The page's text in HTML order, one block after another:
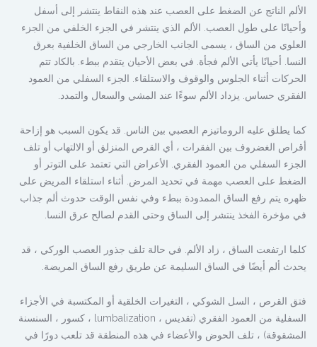
الألم الناتج عن الضغط على العصب عند هذه النقاط ينتشر إلى أسفل
وأحيانًا على طول العصب. الألم الذي ينتشر في الجزء الخلفي من الجزء
العلوي من الساق ، يسمى الجانب الخارجي من الساق الخلفية بعرق
النسا. أحيانًا يأتي الألم فجأة. في بعض الأحيان يتقدم ببطء. بالكاد تتم
الحركات أثناء الجلوس والوقوف والاستلقاء. الجزء السفلي من العمود
الفقري حساس. يزداد الألم سوءًا عند المشي والسعال والتمدد.
كما يطلق عليه الروماتيزم العصبي بين الناس. قد يكون السبب هو إزاحة
أقراص الغضروف بين الفقرات ، أي القرص المنزلق أو الالتهاب أو تلف
الجزء السفلي من العمود الفقري. الأعراض التي تعتمد على التوتر أو
الضغط على العصب مهمة في تحديد المرض. أثناء استلقاء المريض على
ظهره يتم رفع الساق الممدودة ببطء وفي نفس الوقت حدوث ألم جذاب
في مؤخرة الفخذ ينتشر إلى الساق وحتى القدم لصالح عرق النسا.
كلما ارتفعت الساق ، زاد الألم. في حالة تلف جذور العصب الوركي ، قد
يحدث ألم أيضًا في الساق السليمة عن طريق رفع الساق المريضة.
فتق القرص ، السل الشوكي ، التغيرات الخلقية أو المكتسبة في الأجزاء
السفلية من العمود الفقري (تقديس ، lumbalization ، كسور ، السنسنة
المشقوقة) ، تلف الحوض والأعضاء في هذه المنطقة قد تلعب دورًا في